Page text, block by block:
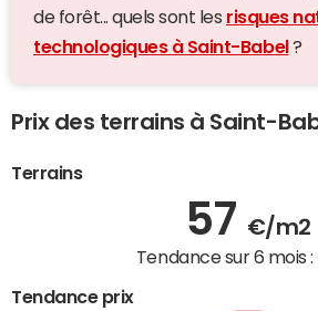
de forêt... quels sont les risques
technologiques à Saint-Babel ?
Prix des terrains à Saint-
Terrains
57 €/m2
Tendance sur 6 mois :
Tendance prix